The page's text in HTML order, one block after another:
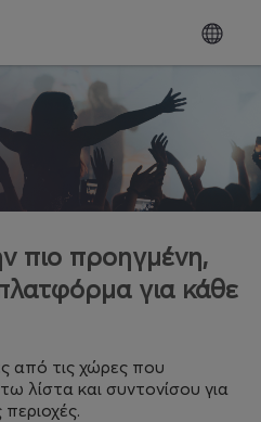
πιο προηγμένη,
για κάθε
από τις χώρες που
λίστα και συντονίσου για